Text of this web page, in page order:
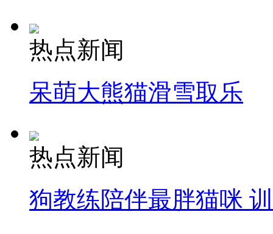
热点新闻
呆萌大熊猫滑雪取乐
热点新闻
狗教练陪伴最胖猫咪